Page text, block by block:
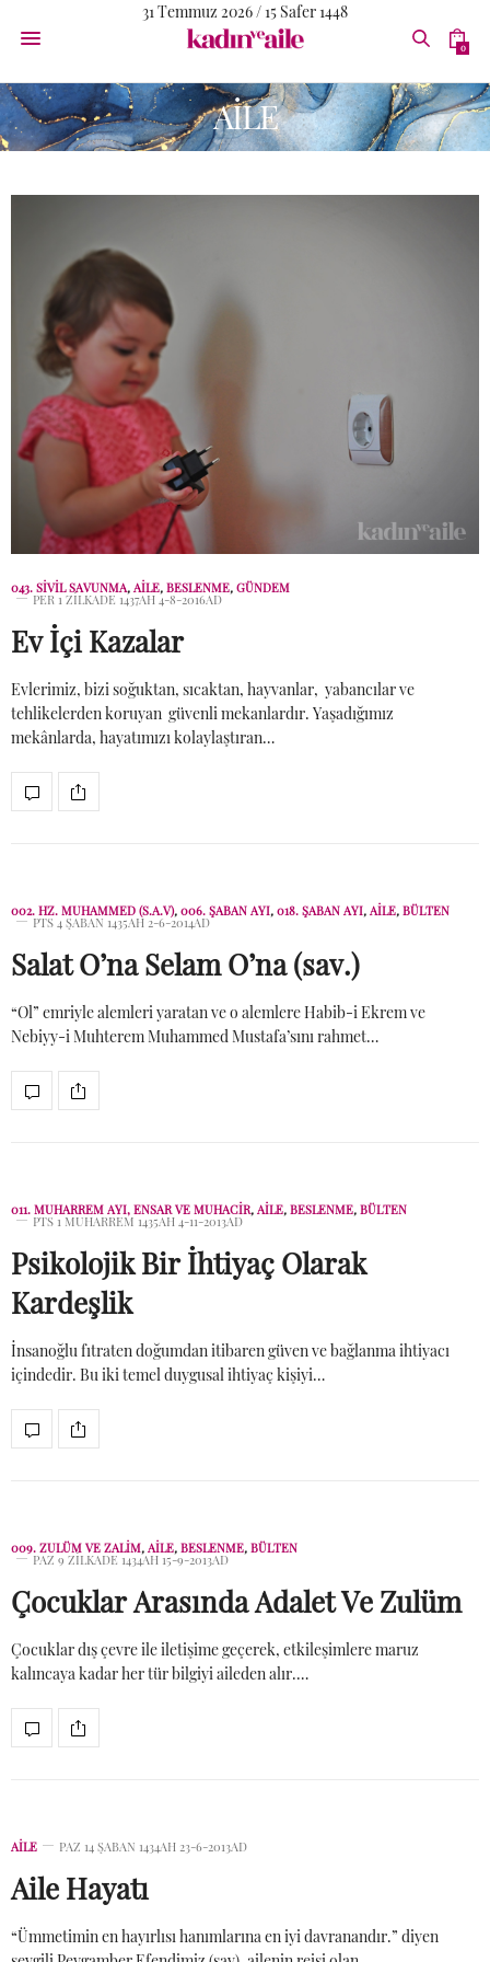
31 Temmuz 2026 / 15 Safer 1448
0
AİLE
043. SIVIL SAVUNMA, AİLE, BESLENME, GÜNDEM
PER 1 ZILKADE 1437AH 4-8-2016AD
Ev İçi Kazalar
Evlerimiz, bizi soğuktan, sıcaktan, hayvanlar, yabancılar ve
tehlikelerden koruyan güvenli mekanlardır. Yaşadığımız
mekânlarda, hayatımızı kolaylaştıran…
002. HZ. MUHAMMED (S.A.V), 006. ŞABAN AYI, 018. ŞABAN AYI, AİLE, BÜLTEN
PTS 4 ŞABAN 1435AH 2-6-2014AD
Salat O’na Selam O’na (sav.)
“Ol” emriyle alemleri yaratan ve o alemlere Habib-i Ekrem ve
Nebiyy-i Muhterem Muhammed Mustafa’sını rahmet…
011. MUHARREM AYI, ENSAR VE MUHACIR, AİLE, BESLENME, BÜLTEN
PTS 1 MUHARREM 1435AH 4-11-2013AD
Psikolojik Bir İhtiyaç Olarak
Kardeşlik
İnsanoğlu fıtraten doğumdan itibaren güven ve bağlanma ihtiyacı
içindedir. Bu iki temel duygusal ihtiyaç kişiyi…
009. ZULÜM VE ZALIM, AİLE, BESLENME, BÜLTEN
PAZ 9 ZILKADE 1434AH 15-9-2013AD
Çocuklar Arasında Adalet Ve Zulüm
Çocuklar dış çevre ile iletişime geçerek, etkileşimlere maruz
kalıncaya kadar her tür bilgiyi aileden alır.…
AİLE PAZ 14 ŞABAN 1434AH 23-6-2013AD
Aile Hayatı
“Ümmetimin en hayırlısı hanımlarına en iyi davranandır.” diyen